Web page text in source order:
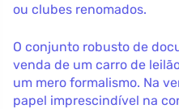
ou clubes renomados.
O conjunto robusto de
venda de um carro de
um mero formalismo. Na
papel imprescindível na